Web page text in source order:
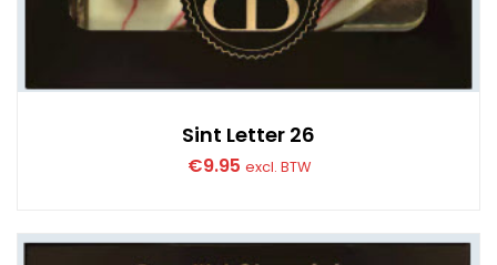
Sint Letter 26
€9.95 excl. BTW